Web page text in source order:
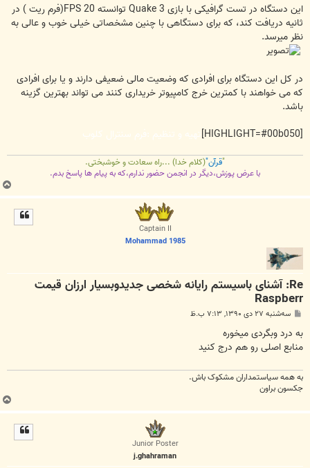
این دستگاه در تست گرافیکی با بازی Quake 3 توانسته FPS 20(فرم ریت ) در
ثانیه دریافت کند، که برای دستگاهی با چنین مشخصاتی خیلی خوب و عالی به
نظر میرسد.
در کل این دستگاه برای افرادی که وضعیت مالی ضعیفی دارند و یا برای افرادی
که می خواهند با کمترین خرج کامپیوتر خریداری کنند می تواند بهترین گزینه
باشد.
[HIGHLIGHT=#00b050]
تهیه و تنظیم :فرم سنترال کلوب
"قرآن"(کلام خدا) ...راه سعادت و خوشبختی.
با عرض پوزش،دیگر در انجمن حضور ندارم،که به پیام ها پاسخ بدم.
Captain II
Mohammad 1985
Re: آشنای باسیستم رایانه شخصی جدیدوبسیار ارزان قیمت
Raspberr
ت
سه‌شنبه ۲۷ دی ۱۳۹۰, ۷:۱۳ ب.ظ
به درد وبگردی میخوره
منابع اصلی رو هم درج کنید
به همه سياستمداران مشکوک باش.
جکسون براون
Junior Poster
j.ghahraman